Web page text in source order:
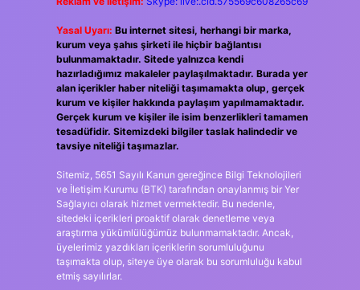
Yasal Uyarı: Bu internet sitesi, herhangi bir marka,
kurum veya şahıs şirketi ile hiçbir bağlantısı
bulunmamaktadır. Sitede yalnızca kendi
hazırladığımız makaleler paylaşılmaktadır. Burada yer
alan içerikler haber niteliği taşımamakta olup, gerçek
kurum ve kişiler hakkında paylaşım yapılmamaktadır.
Gerçek kurum ve kişiler ile isim benzerlikleri tamamen
tesadüfidir. Sitemizdeki bilgiler taslak halindedir ve
tavsiye niteliği taşımazlar.
Sitemiz, 5651 Sayılı Kanun gereğince Bilgi Teknolojileri
ve İletişim Kurumu (BTK) tarafından onaylanmış bir Yer
Sağlayıcı olarak hizmet vermektedir. Bu nedenle,
sitedeki içerikleri proaktif olarak denetleme veya
araştırma yükümlülüğümüz bulunmamaktadır. Ancak,
üyelerimiz yazdıkları içeriklerin sorumluluğunu
taşımakta olup, siteye üye olarak bu sorumluluğu kabul
etmiş sayılırlar.